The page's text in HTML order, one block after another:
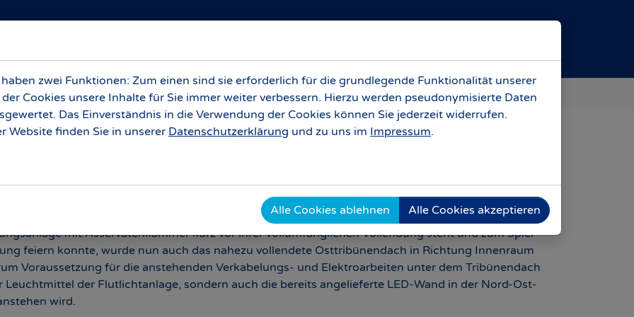
2023
unseres Ernst-Abbe-Sportfelds wollen wir natürlich auch an diesem Samstag auf den
mit Asservatenkammer kurz vor ihrer vollumfänglichen Vollendung steht und zum Spiel
feiern konnte, wurde nun auch das nahezu vollendete Osttribünendach in Richtung Innenraum
Voraussetzung für die anstehenden Verkabelungs- und Elektroarbeiten unter dem Tribünendach
der Flutlichtanlage, sondern auch die bereits angelieferte LED-Wand in der Nord-Ost-
wird.
zwei Funktionen: Zum einen sind sie erforderlich für die grundlegende Funktionalität unserer
Cookies unsere Inhalte für Sie immer weiter verbessern. Hierzu werden pseudonymisierte Daten
Das Einverständnis in die Verwendung der Cookies können Sie jederzeit widerrufen.
Website finden Sie in unserer Datenschutzerklärung und zu uns im Impressum.
Alle Cookies ablehnen Alle Cookies akzeptieren